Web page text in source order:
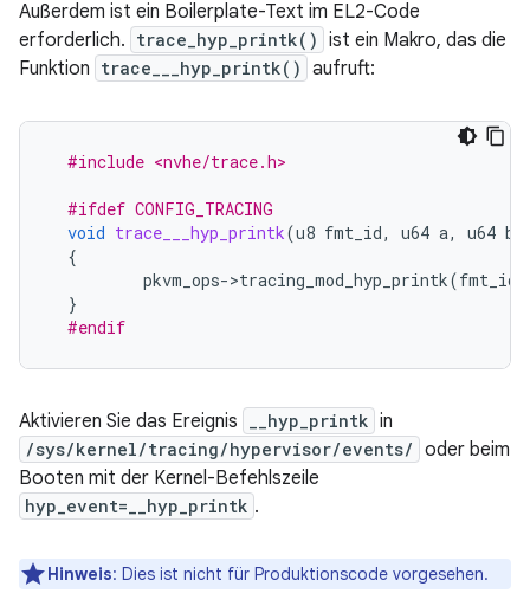
Außerdem ist ein Boilerplate-Text im EL2-Code
erforderlich. trace_hyp_printk() ist ein Makro, das die
Funktion trace___hyp_printk() aufruft:
#include <nvhe/trace.h>
#ifdef CONFIG_TRACING
void trace___hyp_printk(u8 fmt_id, u64 a, u64 b
{
pkvm_ops->tracing_mod_hyp_printk(fmt_id
}
#endif
Aktivieren Sie das Ereignis __hyp_printk in
/sys/kernel/tracing/hypervisor/events/ oder beim
Booten mit der Kernel-Befehlszeile
hyp_event=__hyp_printk .
Hinweis: Dies ist nicht für Produktionscode vorgesehen.